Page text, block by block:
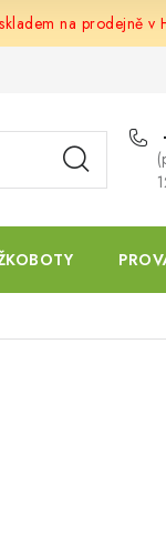
na prodejně v